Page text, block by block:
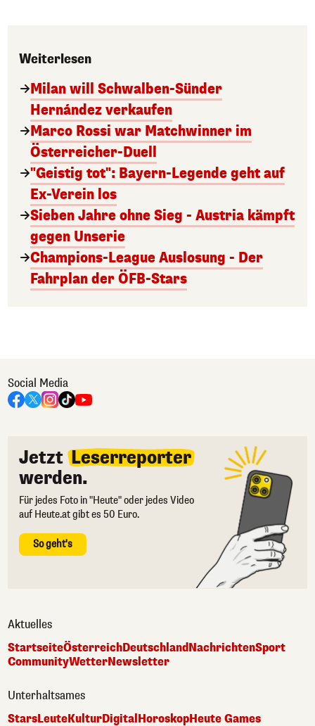
Weiterlesen
Milan will Schwalben-Sünder
Hernández verkaufen
Marco Rossi war Matchwinner im
Österreicher-Duell
"Geistig tot": Bayern-Legende geht auf
Ex-Verein los
Sieben Jahre ohne Sieg - Austria kämpft
gegen Unserie
Champions-League Auslosung - Der
Fahrplan der ÖFB-Stars
Social Media
Jetzt Leserreporter
werden.
Für jedes Foto in "Heute" oder jedes Video
auf Heute.at gibt es 50 Euro.
So geht's
Aktuelles
StartseiteÖsterreichDeutschlandNachrichtenSport
CommunityWetterNewsletter
Unterhaltsames
StarsLeuteKulturDigital HoroskopHeute Games